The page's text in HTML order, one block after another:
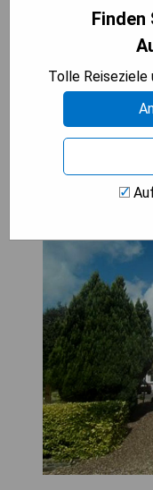
Annehmlichkeiten
- Ruhige Lage in
- Zugang zu
- Nähe zu
Finden
Tolle